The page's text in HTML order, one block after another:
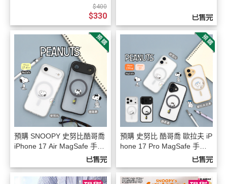
$400
$330 已售完
預購 SNOOPY 史努比酷哥喬
iPhone 17 Air MagSafe 手機
已售完
預購 史努比 酷哥喬 歐拉夫 iP
hone 17 Pro MagSafe 手機
已售完